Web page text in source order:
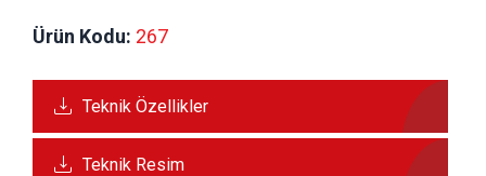
Ürün Kodu: 267
Teknik Özellikler
Teknik Resim